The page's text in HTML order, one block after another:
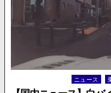
Posted
in
ニュース